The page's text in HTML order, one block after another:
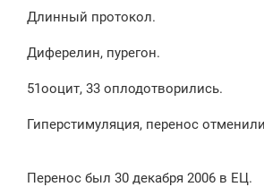
Длинный протокол.
Диферелин, пурегон.
51ооцит, 33 оплодотворились.
Гиперстимуляция, перенос
Перенос был 30 декабря 2006 в ЕЦ.